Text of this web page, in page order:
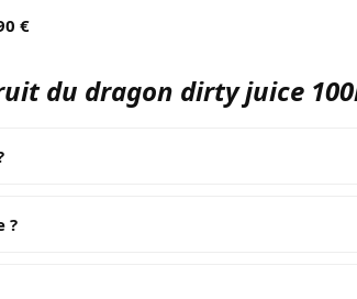
€
du dragon dirty juice
?